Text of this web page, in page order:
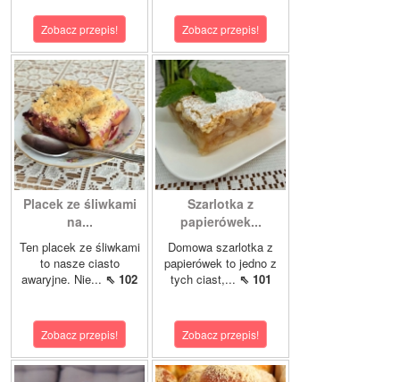
Zobacz przepis! Zobacz przepis!
Placek ze śliwkami
na...
Ten placek ze śliwkami
to nasze ciasto
awaryjne. Nie... ⇖ 102
Zobacz przepis!
Szarlotka z
papierówek...
Domowa szarlotka z
papierówek to jedno z
tych ciast,... ⇖ 101
Zobacz przepis!